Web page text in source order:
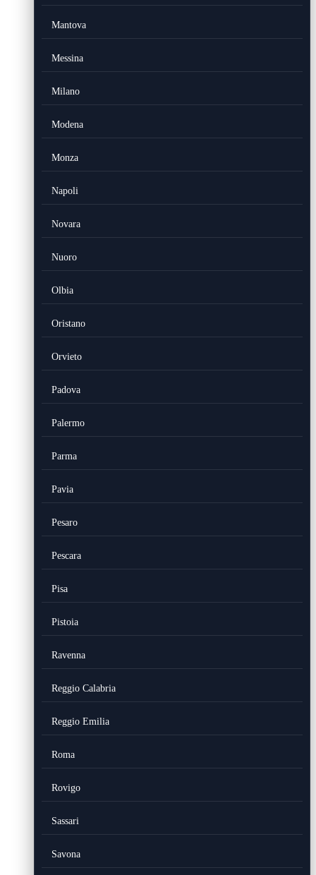
Mantova
Messina
Milano
Modena
Monza
Napoli
Novara
Nuoro
Olbia
Oristano
Orvieto
Padova
Palermo
Parma
Pavia
Pesaro
Pescara
Pisa
Pistoia
Ravenna
Reggio Calabria
Reggio Emilia
Roma
Rovigo
Sassari
Savona